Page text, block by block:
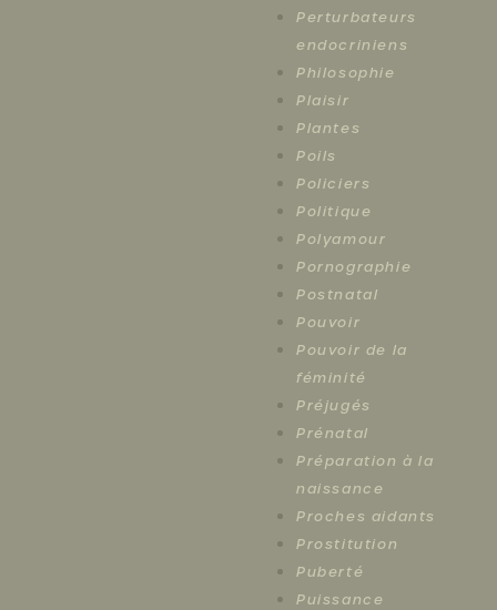
Perturbateurs
endocriniens
Philosophie
Plaisir
Plantes
Poils
Policiers
Politique
Polyamour
Pornographie
Postnatal
Pouvoir
Pouvoir de la
féminité
Préjugés
Prénatal
Préparation à la
naissance
Proches aidants
Prostitution
Puberté
Puissance